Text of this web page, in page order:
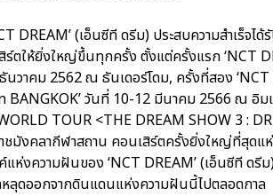
DREAM’ (เอ็นซีที ดรีม) ประสบความสำเร็จ
ร์ตให้ยิ่งใหญ่ขึ้นทุกครั้ง ตั้งแต่ครั้งแรก ‘NCT
นวาคม 2562 ณ ธันเดอร์โดม, ครั้งที่สอง
BANGKOK’ วันที่ 10-12 มีนาคม 2566 ณ อิม
TOUR <THE DREAM SHOW 3 :
มังคลากีฬาสถาน คอนเสิร์ตครั้งยิ่งใหญ่ที่สุดแห่
แห่งความฝันของ ‘NCT DREAM’ (เอ็นซีที ดรี
ลุดออกจากดินแดนแห่งความฝันนี้ไปตลอดกาล